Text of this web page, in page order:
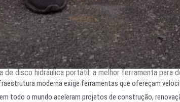
de disco hidráulica portátil: a melhor ferramenta
moderna exige ferramentas que ofereçam
todo o mundo aceleram projetos de construção,